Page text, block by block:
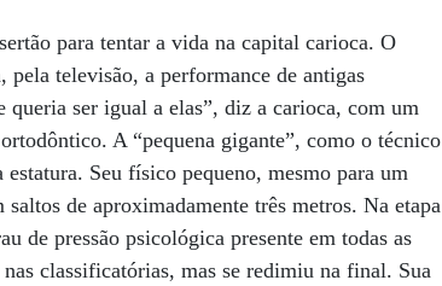
para tentar a vida na capital carioca. O
pela televisão, a performance de antigas
ser igual a elas”, diz a carioca, com um
A “pequena gigante”, como o técnico
Seu físico pequeno, mesmo para um
de aproximadamente três metros. Na etapa
de pressão psicológica presente em todas as
classificatórias, mas se redimiu na final. Sua